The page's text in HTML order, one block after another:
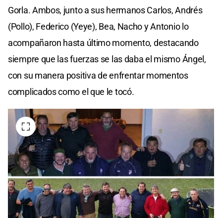
Gorla. Ambos, junto a sus hermanos Carlos, Andrés
(Pollo), Federico (Yeye), Bea, Nacho y Antonio lo
acompañaron hasta último momento, destacando
siempre que las fuerzas se las daba el mismo Ángel,
con su manera positiva de enfrentar momentos
complicados como el que le tocó.